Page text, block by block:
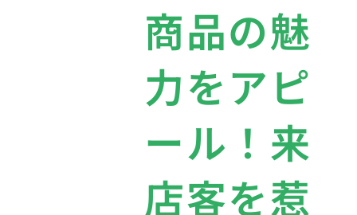
商品の魅
力をアピ
ール！来
店客を惹